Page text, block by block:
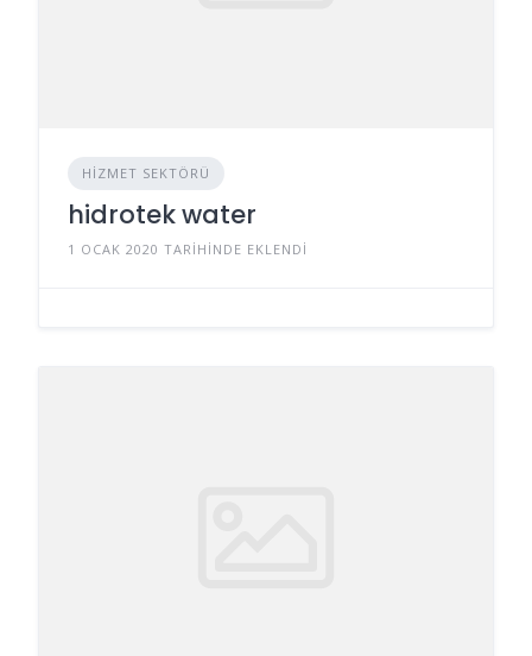
HIZMET SEKTÖRÜ
hidrotek water
1 OCAK 2020 TARIHINDE EKLENDI